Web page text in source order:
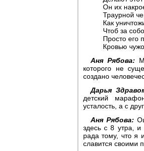
Он их
Траурной
Как
Чтоб за
Просто его
Кровью
Аня Рябова:
которого не
создано
Дарья
детский
усталость, а с
Аня Рябова:
здесь с 8 утра, и
рада тому, что я
славится своими